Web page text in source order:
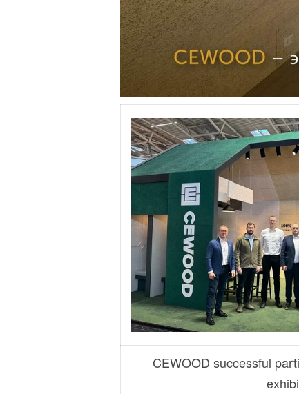
CEWOOD successful